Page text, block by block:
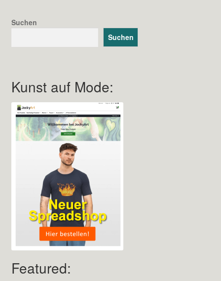
Suchen
Suchen
Kunst auf Mode:
Featured: